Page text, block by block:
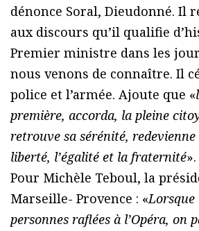
dénonce Soral, Dieudonné. Il
aux discours qu’il qualifie
Premier ministre dans les
nous venons de connaître. Il
police et l’armée. Ajoute que «
première, accorda, la pleine
retrouve sa sérénité, redevienne
liberté, l’égalité et la fraternité».
Pour Michèle Teboul, la
Marseille- Provence : «Lorsque
personnes raflées à l’Opéra, on